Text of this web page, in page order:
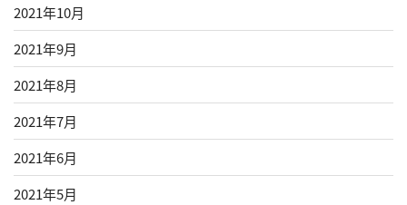
2021年10月
2021年9月
2021年8月
2021年7月
2021年6月
2021年5月